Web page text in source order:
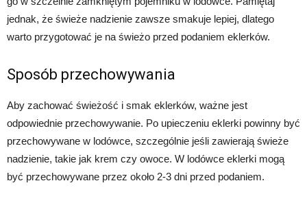
jednak, że świeże nadzienie zawsze smakuje lepiej, dlatego
warto przygotować je na świeżo przed podaniem eklerków.
Sposób przechowywania
Aby zachować świeżość i smak eklerków, ważne jest
odpowiednie przechowywanie. Po upieczeniu eklerki powinny być
przechowywane w lodówce, szczególnie jeśli zawierają świeże
nadzienie, takie jak krem czy owoce. W lodówce eklerki mogą
być przechowywane przez około 2-3 dni przed podaniem.